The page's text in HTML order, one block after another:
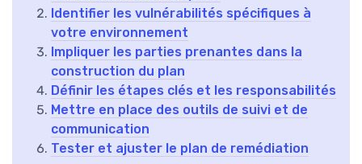
Identifier les vulnérabilités spécifiques à
votre environnement
Impliquer les parties prenantes dans la
construction du plan
Définir les étapes clés et les responsabilités
Mettre en place des outils de suivi et de
communication
Tester et ajuster le plan de remédiation